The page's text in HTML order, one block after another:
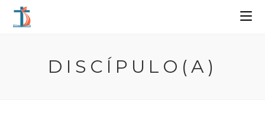
DISCÍPULO(A)